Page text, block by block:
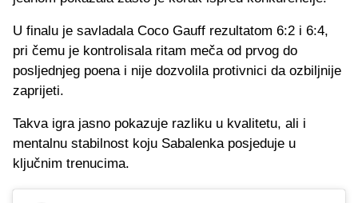
U finalu je savladala Coco Gauff rezultatom 6:2 i 6:4,
pri čemu je kontrolisala ritam meča od prvog do
posljednjeg poena i nije dozvolila protivnici da ozbiljnije
zaprijeti.
Takva igra jasno pokazuje razliku u kvalitetu, ali i
mentalnu stabilnost koju Sabalenka posjeduje u
ključnim trenucima.